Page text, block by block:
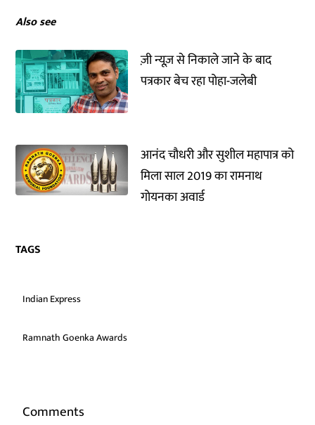
Also see
ज़ी न्यूज़ से निकाले जाने के बाद
पत्रकार बेच रहा पोहा-जलेबी
आनंद चौधरी और सुशील महापात्र को
मिला साल 2019 का रामनाथ
गोयनका अवार्ड
TAGS
Indian Express
Ramnath Goenka Awards
Comments